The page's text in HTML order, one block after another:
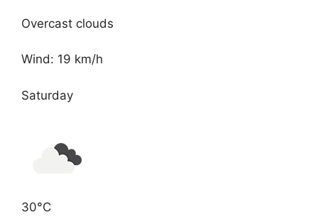
Overcast clouds
Wind: 19 km/h
Saturday
30°C